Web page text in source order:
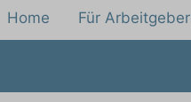
Home Für Arbeitgeber